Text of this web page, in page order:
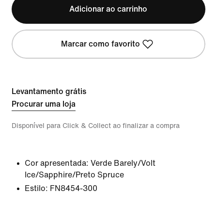
Adicionar ao carrinho
Marcar como favorito
Levantamento grátis
Procurar uma loja
Disponível para Click & Collect ao finalizar a compra
Cor apresentada: Verde Barely/Volt
Ice/Sapphire/Preto Spruce
Estilo: FN8454-300